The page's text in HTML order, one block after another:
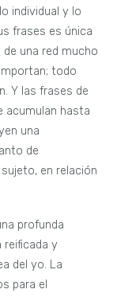
individual y lo
frases es única
una red mucho
todo
Y las frases de
acumulan hasta
una
de
en relación
profunda
reificada y
del yo. La
para el